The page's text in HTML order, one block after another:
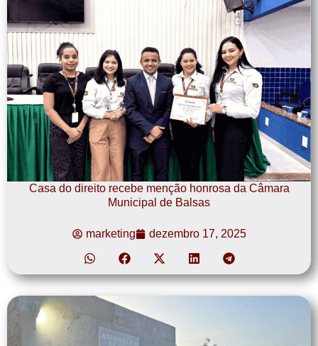
Casa do direito recebe menção honrosa da Câmara
Municipal de Balsas
marketing dezembro 17, 2025